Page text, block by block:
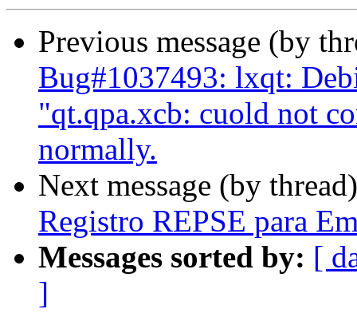
Previous message (by
Bug#1037493: lxqt:
"qt.qpa.xcb: cuold not
normally.
Next message (by
Registro REPSE para
Messages sorted by: [
]